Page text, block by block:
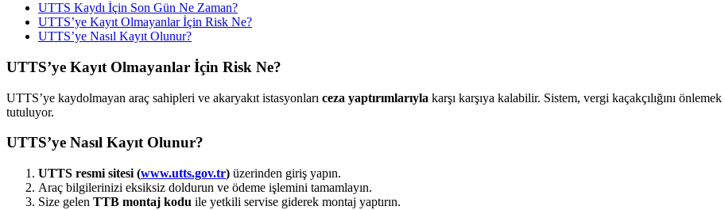
UTTS Kaydı İçin Son Gün Ne Zaman?
UTTS’ye Kayıt Olmayanlar İçin Risk Ne?
UTTS’ye Nasıl Kayıt Olunur?
UTTS’ye Kayıt Olmayanlar İçin Risk Ne?
UTTS’ye kaydolmayan araç sahipleri ve akaryakıt istasyonları ceza yaptırımlarıyla karşı karşıya kalabilir. Sistem, vergi kaçakçılığını
tutuluyor.
UTTS’ye Nasıl Kayıt Olunur?
UTTS resmi sitesi (www.utts.gov.tr) üzerinden giriş yapın.
Araç bilgilerinizi eksiksiz doldurun ve ödeme işlemini tamamlayın.
Size gelen TTB montaj kodu ile yetkili servise giderek montaj yaptırın.